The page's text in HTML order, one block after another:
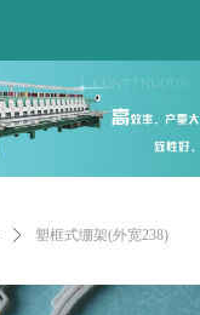
ꄲ 塑框式绷架(外宽238)